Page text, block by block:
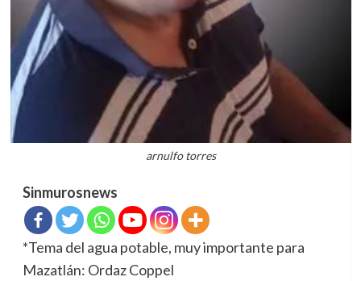
arnulfo torres
Sinmurosnews
*Tema del agua potable, muy importante para
Mazatlán: Ordaz Coppel